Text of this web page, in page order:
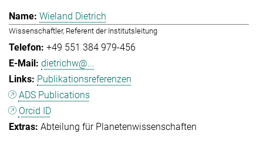
Wieland Dietrich
Wissenschaftler, Referent der Institutsleitung
+49 551 384 979-456
dietrichw@...
Publikationsreferenzen
ADS Publications
Orcid ID
Abteilung für Planetenwissenschaften